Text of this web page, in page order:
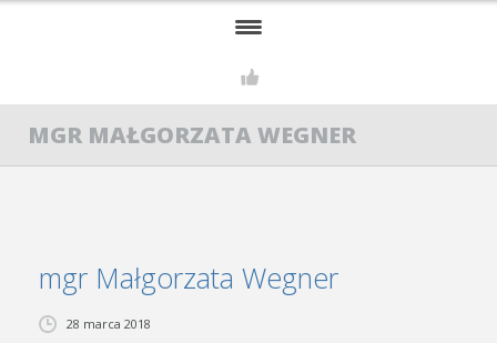
NASZ ZESPÓŁ
SEKSUOLOG
SZKOLENIA I GRUPY
MGR MAŁGORZATA WEGNER
mgr Małgorzata Wegner
28 marca 2018